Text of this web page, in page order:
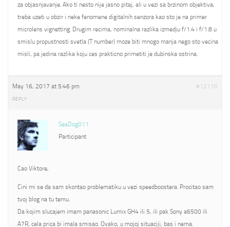
za objasnjavanje. Ako ti nesto nije jasno pitaj, ali u vezi sa brzinom objektiva,
treba uzeti u obzir i neke fenomene digitalnih senzora kao sto je na primer
microlens vignetting. Drugim recima, nominalna razlika izmedju f/1.4 i f/1.8 u
smislu propustnosti svetla (T number) moze biti mnogo manja nego sto vecina
misli, pa jedina razlika koju ces prakticno primetiti je dubinska ostrina.
May 16, 2017 at 5:46 pm #12110
REPLY
SeaDog011
Participant
Cao Viktore,
Cini mi se da sam skontao problematiku u vezi speedboostera. Procitao sam
tvoj blog na tu temu.
Da kojim slucajem imam panasonic Lumix GH4 ili 5, ili pak Sony a6500 ili
A7R, cela prica bi imala smisao. Ovako, u mojoj situaciji, bas i nema.